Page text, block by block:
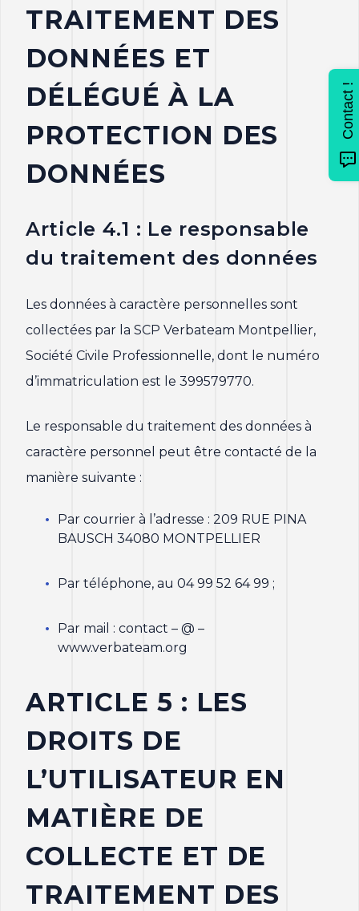
TRAITEMENT DES
DONNÉES ET
DÉLÉGUÉ À LA
PROTECTION DES
DONNÉES
Article 4.1 : Le responsable
du traitement des données
Les données à caractère personnelles sont
collectées par la SCP Verbateam Montpellier,
Société Civile Professionnelle, dont le numéro
d’immatriculation est le 399579770.
Le responsable du traitement des données à
caractère personnel peut être contacté de la
manière suivante :
Par courrier à l’adresse : 209 RUE PINA
BAUSCH 34080 MONTPELLIER
Par téléphone, au 04 99 52 64 99 ;
Par mail : contact – @ –
www.verbateam.org
ARTICLE 5 : LES
DROITS DE
L’UTILISATEUR EN
MATIÈRE DE
COLLECTE ET DE
TRAITEMENT DES
Contact !